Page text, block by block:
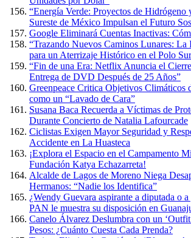
“Energía Verde: Proyectos de Hidrógeno
Sureste de México Impulsan el Futuro
Google Eliminará Cuentas Inactivas:
“Trazando Nuevos Caminos Lunares: La
para un Aterrizaje Histórico en el Polo
“Fin de una Era: Netflix Anuncia el
Entrega de DVD Después de 25 Años”
Greenpeace Critica Objetivos Climáticos
como un “Lavado de Cara”
Susana Baca Recuerda a Víctimas de
Durante Concierto de Natalia Lafourcade
Ciclistas Exigen Mayor Seguridad y
Accidente en La Huasteca
¡Explora el Espacio en el Campamento
Fundación Katya Echazarreta!
Alcalde de Lagos de Moreno Niega
Hermanos: “Nadie los Identifica”
¿Wendy Guevara aspirante a diputada o
PAN le muestra su disposición en
Canelo Álvarez Deslumbra con un
Pesos: ¿Cuánto Cuesta Cada Prenda?